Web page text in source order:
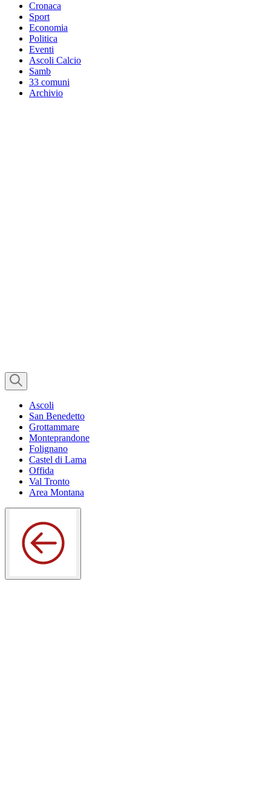
Cronaca
Sport
Economia
Politica
Eventi
Ascoli Calcio
Samb
33 comuni
Archivio
Ascoli
San Benedetto
Grottammare
Monteprandone
Folignano
Castel di Lama
Offida
Val Tronto
Area Montana